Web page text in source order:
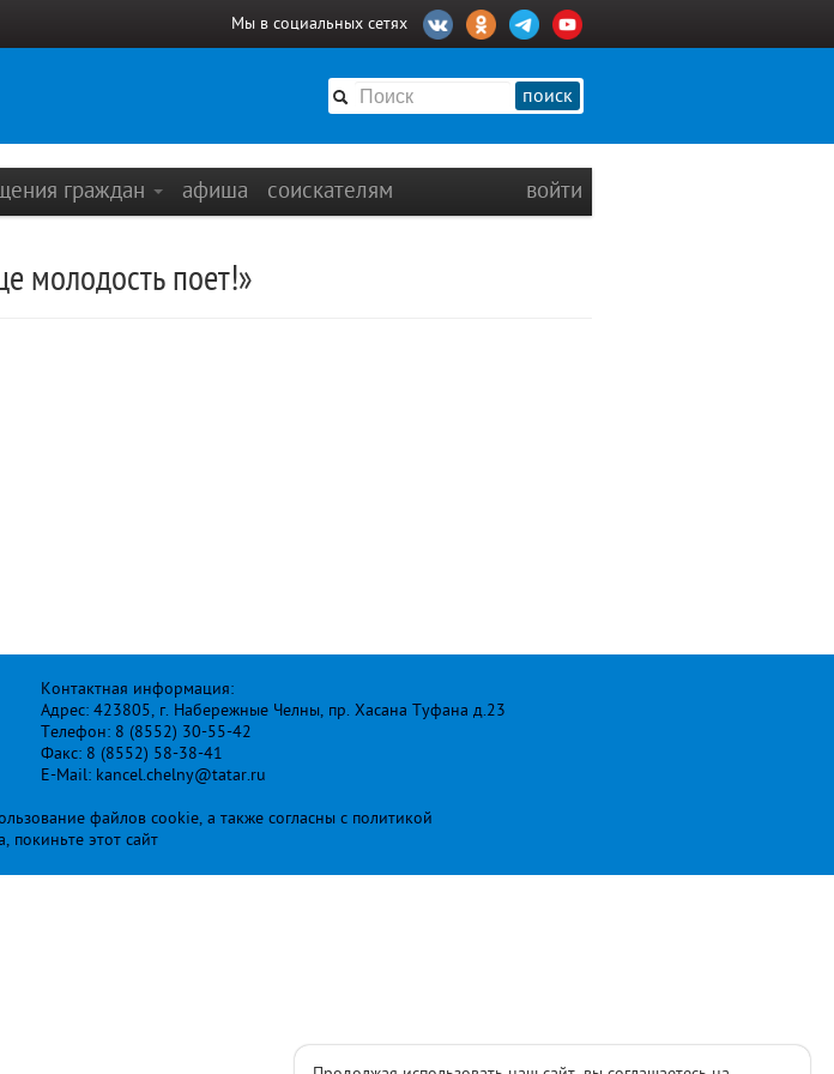
Мы в социальных сетях
поиск
граждан афиша соискателям войти
молодость поет!»
Контактная информация:
Адрес: 423805, г. Набережные Челны, пр. Хасана Туфана д.23
Телефон: 8 (8552) 30-55-42
Факс: 8 (8552) 58-38-41
E-Mail: kancel.chelny@tatar.ru
файлов cookie, а также согласны с политикой
покиньте этот сайт